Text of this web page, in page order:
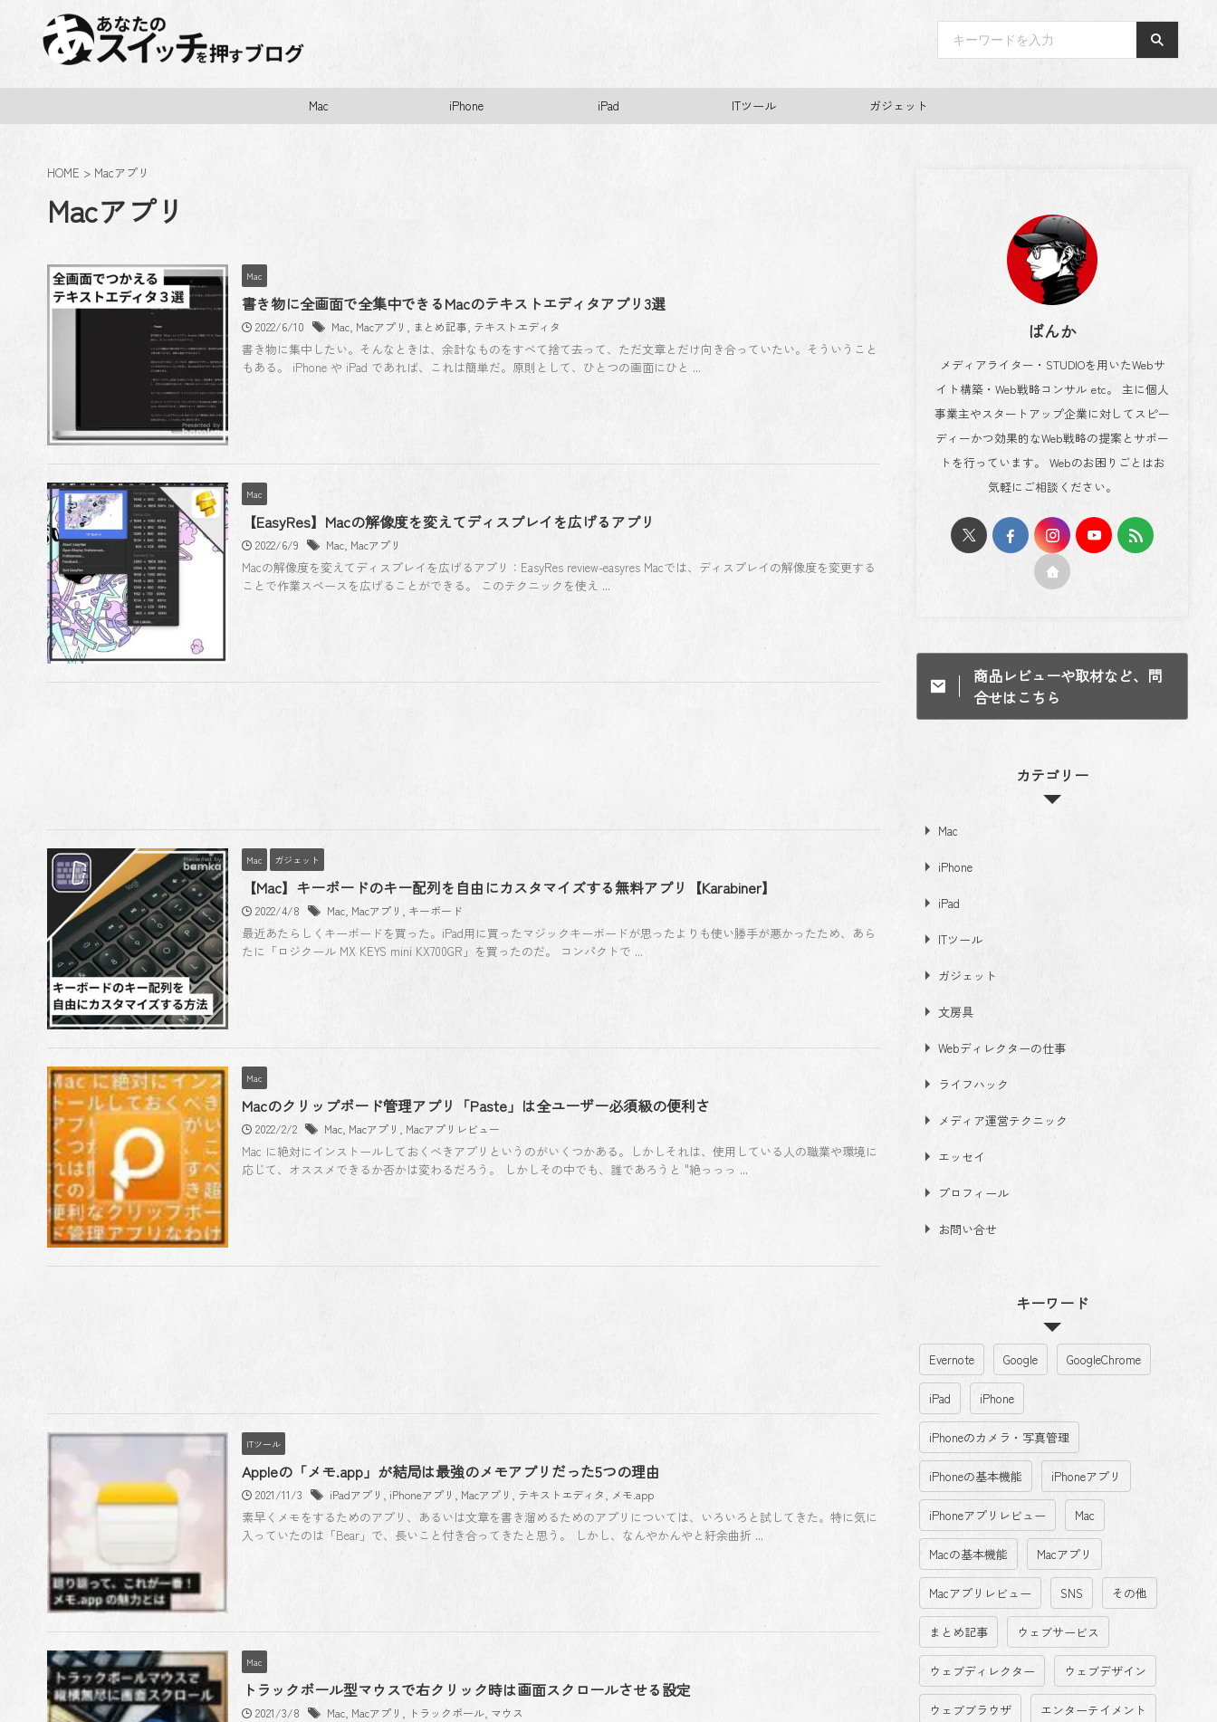
Mac iPhone iPad ITツール ガジェット
HOME > Macアプリ
Macアプリ
Mac
書き物に全画面で全集中できるMacのテキストエディタアプリ3選
2022/6/10 Mac Macアプリ まとめ記事 テキストエディタ
書き物に集中したい。そんなときは、余計なものをすべて捨て去って、ただ文章とだけ向き合っていたい。そういうこと
もある。 iPhone や iPad であれば、これは簡単だ。原則として、ひとつの画面にひと ...
Mac
【EasyRes】Macの解像度を変えてディスプレイを広げるアプリ
2022/6/9 Mac Macアプリ
Macの解像度を変えてディスプレイを広げるアプリ：EasyRes review-easyres Macでは、ディスプレイの解像度を変更する
ことで作業スペースを広げることができる。 このテクニックを使え ...
Mac ガジェット
【Mac】キーボードのキー配列を自由にカスタマイズする無料アプリ【Karabiner】
2022/4/8 Mac Macアプリ キーボード
最近あたらしくキーボードを買った。iPad用に買ったマジックキーボードが思ったよりも使い勝手が悪かったため、あら
たに「ロジクール MX KEYS mini KX700GR」を買ったのだ。 コンパクトで ...
Mac
Macのクリップボード管理アプリ「Paste」は全ユーザー必須級の便利さ
2022/2/2 Mac Macアプリ Macアプリレビュー
Mac に絶対にインストールしておくべきアプリというのがいくつかある。しかしそれは、使用している人の職業や環境に
応じて、オススメできるか否かは変わるだろう。 しかしその中でも、誰であろうと "絶っっっ ...
ITツール
Appleの「メモ.app」が結局は最強のメモアプリだった5つの理由
2021/11/3 iPadアプリ iPhoneアプリ Macアプリ テキストエディタ メモ.app
素早くメモをするためのアプリ、あるいは文章を書き溜めるためのアプリについては、いろいろと試してきた。特に気に
入っていたのは「Bear」で、長いこと付き合ってきたと思う。 しかし、なんやかんやと紆余曲折 ...
Mac
トラックボール型マウスで右クリック時は画面スクロールさせる設定
2021/3/8 Mac Macアプリ トラックボール マウス
ばんか
メディアライター・STUDIOを用いたWebサ
イト構築・Web戦略コンサル etc。 主に個人
事業主やスタートアップ企業に対してスピー
ディーかつ効果的なWeb戦略の提案とサポー
トを行っています。 Webのお困りごとはお
気軽にご相談ください。
商品レビューや取材など、問
合せはこちら
カテゴリー
Mac
iPhone
iPad
ITツール
ガジェット
文房具
Webディレクターの仕事
ライフハック
メディア運営テクニック
エッセイ
プロフィール
お問い合せ
キーワード
Evernote Google GoogleChrome
iPad iPhone
iPhoneのカメラ・写真管理
iPhoneの基本機能 iPhoneアプリ
iPhoneアプリレビュー Mac
Macの基本機能 Macアプリ
Macアプリレビュー SNS その他
まとめ記事 ウェブサービス
ウェブディレクター ウェブデザイン
ウェブブラウザ エンターテイメント